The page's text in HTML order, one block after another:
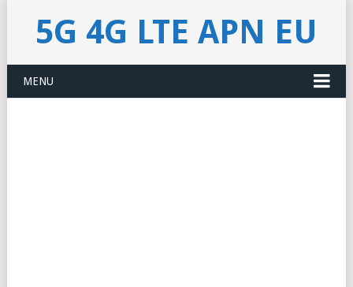
5G 4G LTE APN EU
MENU